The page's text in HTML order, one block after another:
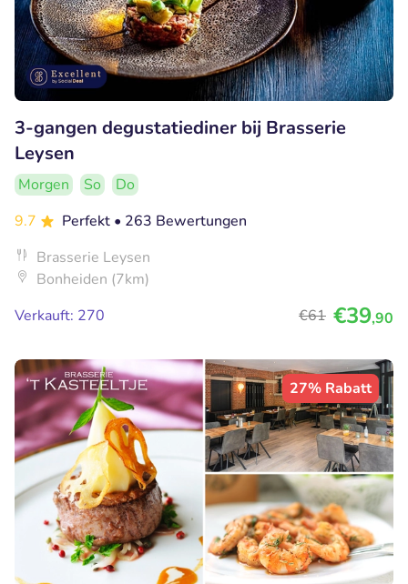
3-gangen degustatiediner bij Brasserie
Leysen
Morgen So
Do
9.7
Perfekt • 263 Bewertungen
Brasserie Leysen
Bonheiden (7km)
Verkauft: 270
€61 €39,90
27% Rabatt